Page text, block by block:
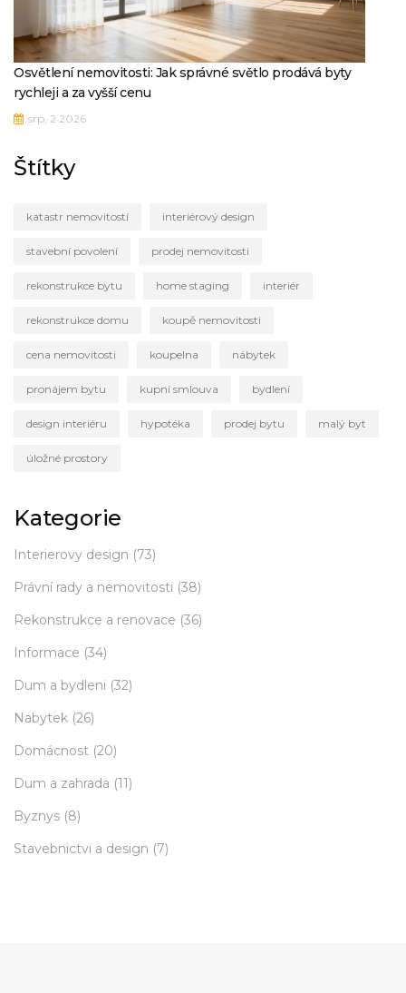
Osvětlení nemovitosti: Jak správné světlo prodává byty
rychleji a za vyšší cenu
srp, 2 2026
Štítky
katastr nemovitostí interiérový design
stavební povolení prodej nemovitosti
rekonstrukce bytu home staging interiér
rekonstrukce domu koupě nemovitosti
cena nemovitosti koupelna nábytek
pronájem bytu kupní smlouva bydlení
design interiéru hypotéka prodej bytu malý byt
úložné prostory
Kategorie
Interierovy design (73)
Právní rady a nemovitosti (38)
Rekonstrukce a renovace (36)
Informace (34)
Dum a bydleni (32)
Nabytek (26)
Domácnost (20)
Dum a zahrada (11)
Byznys (8)
Stavebnictvi a design (7)